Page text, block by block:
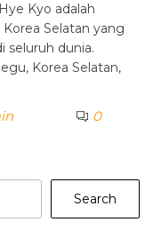
Kyo adalah
Selatan yang
seluruh dunia.
Korea Selatan,
0
Search